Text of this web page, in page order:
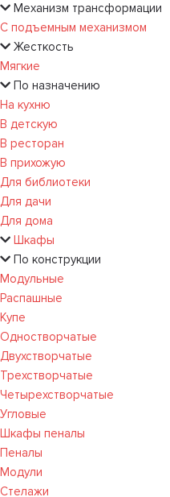
Механизм трансформации
С подъемным механизмом
Жесткость
Мягкие
По назначению
На кухню
В детскую
В ресторан
В прихожую
Для библиотеки
Для дачи
Для дома
Шкафы
По конструкции
Модульные
Распашные
Купе
Одностворчатые
Двухстворчатые
Трехстворчатые
Четырехстворчатые
Угловые
Шкафы пеналы
Пеналы
Модули
Стелажи